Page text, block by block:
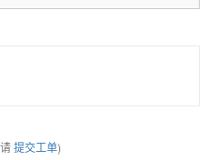
提交工单)